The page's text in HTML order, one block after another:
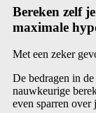
Bereken zelf je
maximale
Met een zeker
De bedragen in
nauwkeurige
even sparren